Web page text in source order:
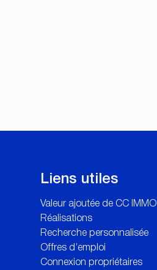
Liens utiles
Valeur ajoutée de CC IMMO
Réalisations
Recherche personnalisée
Offres d’emploi
Connexion propriétaires